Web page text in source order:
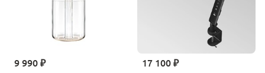
9 990 ₽ 17 100 ₽